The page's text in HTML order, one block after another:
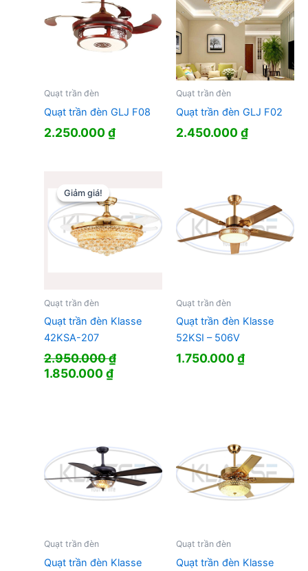
Quạt trần đèn
Quạt trần đèn GLJ F08
2.250.000₫
Quạt trần đèn
Quạt trần đèn GLJ F02
2.450.000₫
Giảm giá!
Giảm giá!
Quạt trần đèn
Quạt trần đèn Klasse
42KSA-207
2.950.000₫
Giá
1.850.000₫Giá
Quạt trần đèn
Quạt trần đèn Klasse
52KSI – 506V
1.750.000₫
Quạt trần đèn
Quạt trần đèn Klasse
Quạt trần đèn
Quạt trần đèn Klasse